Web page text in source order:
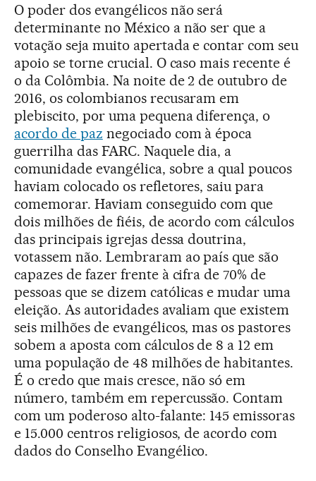
O poder dos evangélicos não será
determinante no México a não ser que a
votação seja muito apertada e contar com seu
apoio se torne crucial. O caso mais recente é
o da Colômbia. Na noite de 2 de outubro de
2016, os colombianos recusaram em
plebiscito, por uma pequena diferença, o
acordo de paz negociado com à época
guerrilha das FARC. Naquele dia, a
comunidade evangélica, sobre a qual poucos
haviam colocado os refletores, saiu para
comemorar. Haviam conseguido com que
dois milhões de fiéis, de acordo com cálculos
das principais igrejas dessa doutrina,
votassem não. Lembraram ao país que são
capazes de fazer frente à cifra de 70% de
pessoas que se dizem católicas e mudar uma
eleição. As autoridades avaliam que existem
seis milhões de evangélicos, mas os pastores
sobem a aposta com cálculos de 8 a 12 em
uma população de 48 milhões de habitantes.
É o credo que mais cresce, não só em
número, também em repercussão. Contam
com um poderoso alto-falante: 145 emissoras
e 15.000 centros religiosos, de acordo com
dados do Conselho Evangélico.